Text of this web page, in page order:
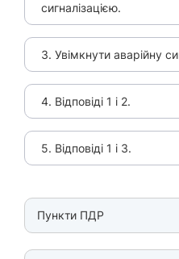
сигналізацією.
3. Увімкнути аварійну
4. Відповіді 1 і 2.
5. Відповіді 1 і 3.
Пункти ПДР